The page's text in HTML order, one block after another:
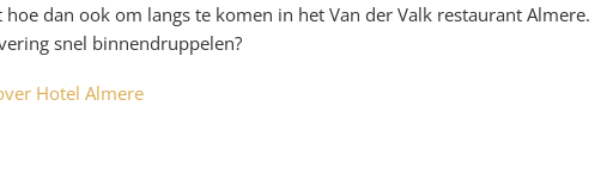
dan ook om langs te komen in het Van der Valk restaurant Almere.
snel binnendruppelen?
Hotel Almere